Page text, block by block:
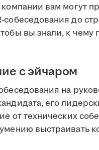
компании вам могут
собеседования до
вы знали, к чему
с эйчаром
на
его
от технических
выстраивать